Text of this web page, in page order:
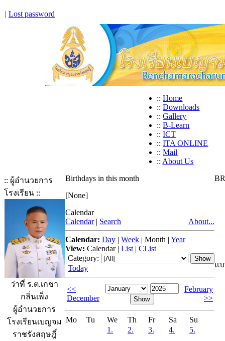
| Lost password
:: Home
:: Downloads
:: Gallery
:: B-Learn
:: ICT
:: ITA ONLINE
:: Mail
:: About Us
:: ผู้อำนวยการ
โรงเรียน ::
ว่าที่ ร.ต.เกชา
กลิ่นเพ็ง
ผู้อำนวยการ
โรงเรียนเบญจม
ราชรังสฤษฎิ์
Birthdays in this month
[None]
Calendar
Calendar | Search About...
Calendar: Day | Week | Month | Year
View: Calendar| List | CList
Category:
Today
<<
December
February
>>
Mo Tu We Th Fr Sa
Su
1.
2. 3. 4. 5.
แ